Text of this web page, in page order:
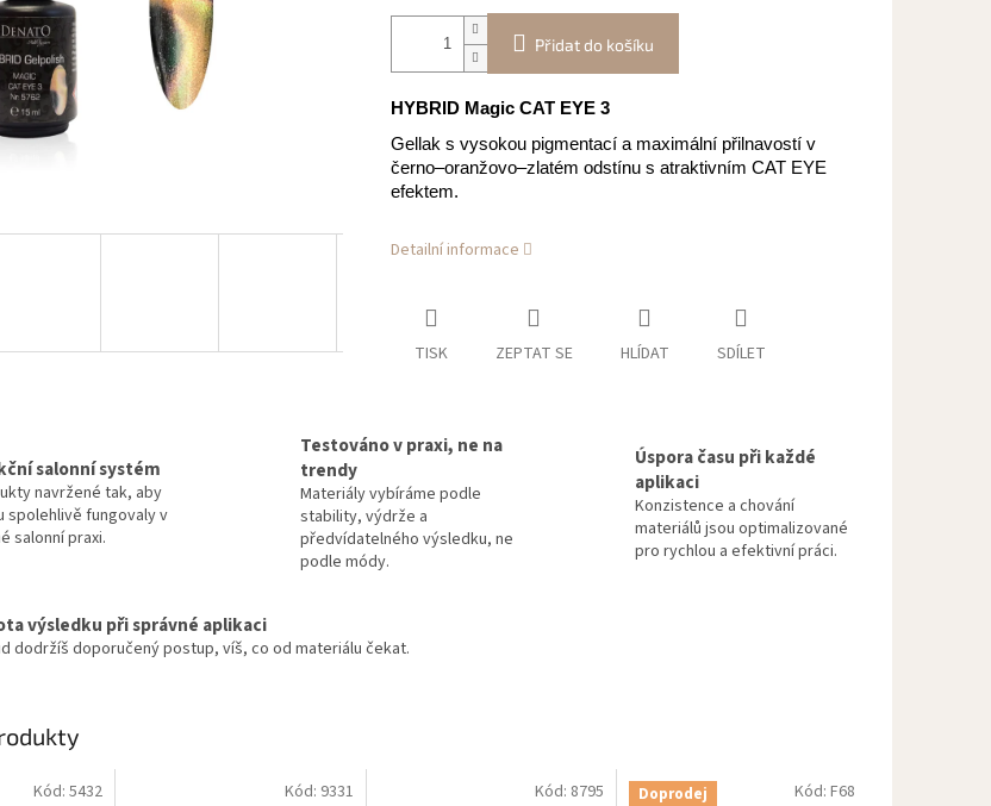
Přidat do košíku
HYBRID Magic CAT EYE 3
Gellak s vysokou pigmentací a maximální přilnavostí v
černo–oranžovo–zlatém odstínu s atraktivním CAT EYE
efektem.
Detailní informace
TISK ZEPTAT SE HLÍDAT SDÍLET
salonní systém
navržené tak, aby
spolehlivě fungovaly v
salonní praxi.
Testováno v praxi, ne na
trendy
Materiály vybíráme podle
stability, výdrže a
předvídatelného výsledku, ne
podle módy.
Úspora času při každé
aplikaci
Konzistence a chování
materiálů jsou optimalizované
pro rychlou a efektivní práci.
výsledku při správné aplikaci
dodržíš doporučený postup, víš, co od materiálu čekat.
Kód: 5432 Kód: 9331 Kód: 8795 Doprodej Kód: F68